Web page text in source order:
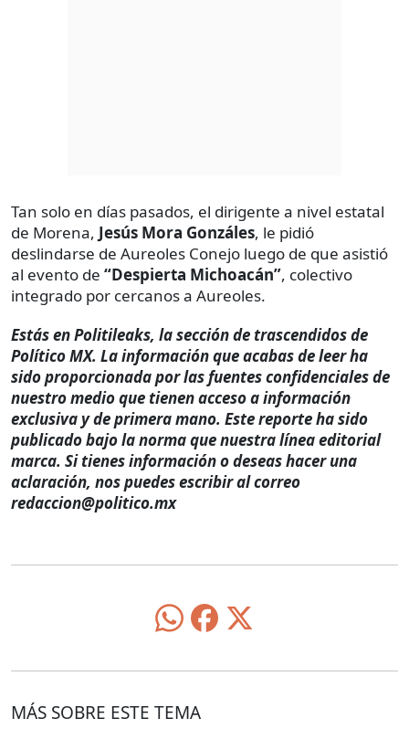
Tan solo en días pasados, el dirigente a nivel estatal
de Morena, Jesús Mora Gonzáles, le pidió
deslindarse de Aureoles Conejo luego de que asistió
al evento de “Despierta Michoacán”, colectivo
integrado por cercanos a Aureoles.
Estás en Politileaks, la sección de trascendidos de
Político MX. La información que acabas de leer ha
sido proporcionada por las fuentes confidenciales de
nuestro medio que tienen acceso a información
exclusiva y de primera mano. Este reporte ha sido
publicado bajo la norma que nuestra línea editorial
marca. Si tienes información o deseas hacer una
aclaración, nos puedes escribir al correo
redaccion@politico.mx
MÁS SOBRE ESTE TEMA